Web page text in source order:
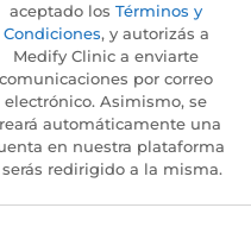
aceptado los Términos y
Condiciones, y autorizás a
Medify Clinic a enviarte
comunicaciones por correo
electrónico. Asimismo, se
automáticamente una
en nuestra plataforma
serás redirigido a la misma.